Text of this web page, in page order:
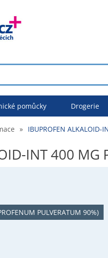
pomůcky Drogerie
» IBUPROFEN
INT 400
PULVERATUM 90%)